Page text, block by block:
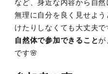
など、身近な内容から自然
無理に自分を良く見せよ
けたりしなくても大丈夫で
自然体で参加できることが
です🌸